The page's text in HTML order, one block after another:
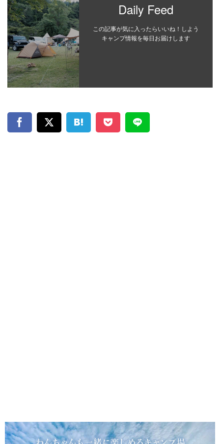
Daily Feed
この記事が気に入ったらいいね！しよう
キャンプ情報を毎日お届けします